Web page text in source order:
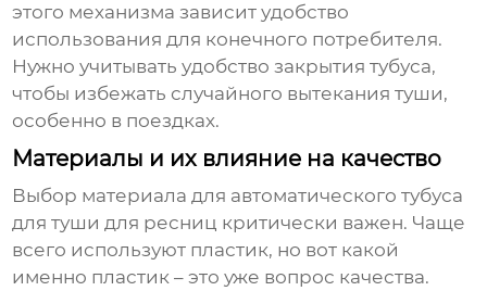
этого механизма зависит удобство
использования для конечного потребителя.
Нужно учитывать удобство закрытия тубуса,
чтобы избежать случайного вытекания туши,
особенно в поездках.
Материалы и их влияние на качество
Выбор материала для автоматического тубуса
для туши для ресниц критически важен. Чаще
всего используют пластик, но вот какой
именно пластик – это уже вопрос качества.